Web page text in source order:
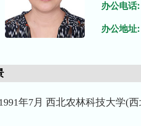
办公电话:
办公地址:
年7月 西北农林科技大学(